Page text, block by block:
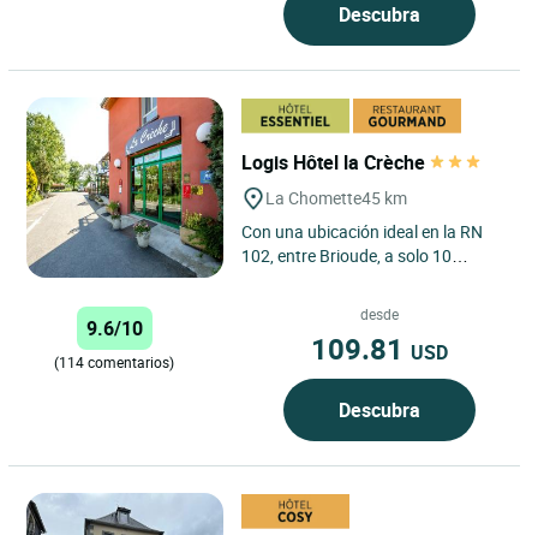
Descubra
Logis Hôtel la Crèche
La Chomette45 km
Con una ubicación ideal en la RN
102, entre Brioude, a solo 10
minutos, el Logis Hotel...
9.6/10
(114 comentarios)
desde
109.81 USD
Descubra